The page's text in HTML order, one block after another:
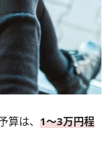
は、 1～3万円程